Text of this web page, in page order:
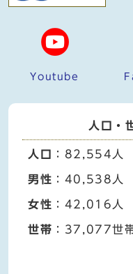
Youtube
人口・
人口 ：82,554人
男性 ：40,538人
女性 ：42,016人
世帯 ：37,077世